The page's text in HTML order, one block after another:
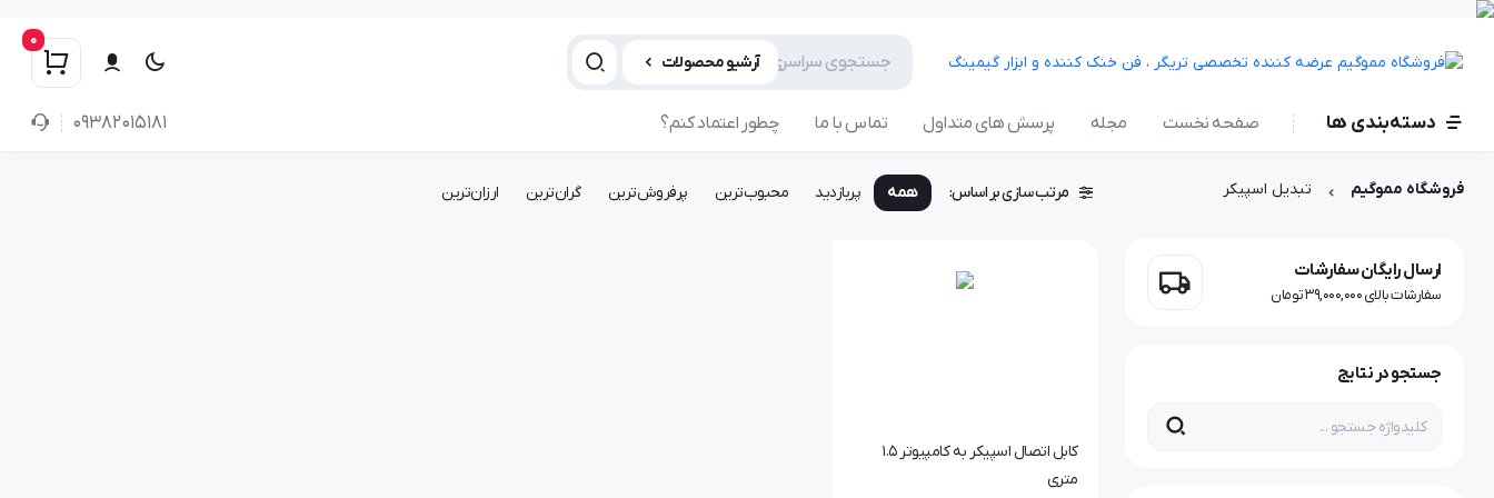
آرشیو محصولات
0
دسته‌بندی ها صفحه نخست مجله پرسش های متداول تماس با ما چطور اعتماد کنم؟ ۰۹۳۸۲۰۱۵۱۸۱
فروشگاه مموگیم تبدیل اسپیکر
ارسال رایگان سفارشات
سفارشات بالای 39,000,000 تومان
جستجو در نتایج
مرتب سازی بر اساس: همه پربازدید محبوب‌ترین پرفروش‌ترین گران‌ترین ارزان‌ترین
کابل اتصال اسپیکر به کامپیوتر 1.5
متری